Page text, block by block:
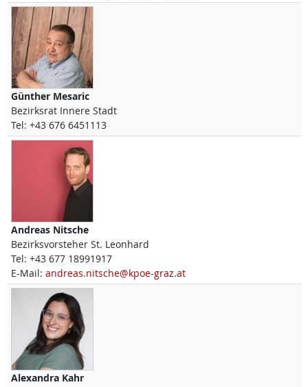
Günther Mesaric
Bezirksrat Innere Stadt
Tel: +43 676 6451113
Andreas Nitsche
Bezirksvorsteher St. Leonhard
Tel: +43 677 18991917
E-Mail: andreas.nitsche@kpoe-graz.at
Alexandra Kahr